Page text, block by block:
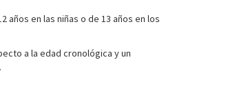
en las niñas o de 13 años en los
a la edad cronológica y un